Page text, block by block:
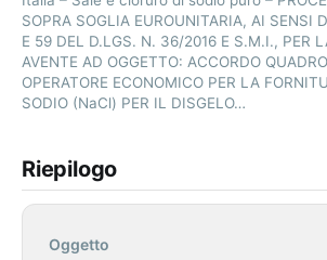
SOPRA SOGLIA EUROUNITARIA, AI SENSI
E 59 DEL D.LGS. N. 36/2016 E S.M.I., PER
AVENTE AD OGGETTO: ACCORDO
OPERATORE ECONOMICO PER LA
SODIO (NaCl) PER IL DISGELO…
Riepilogo
Oggetto